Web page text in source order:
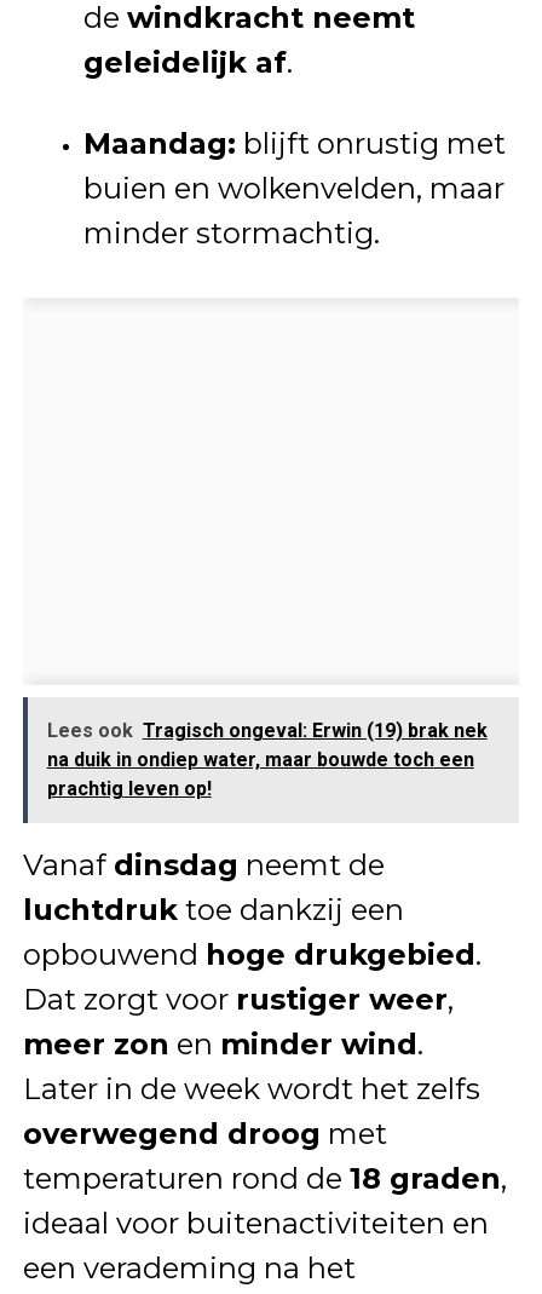
de windkracht neemt
geleidelijk af.
Maandag: blijft onrustig met
buien en wolkenvelden, maar
minder stormachtig.
Lees ook Tragisch ongeval: Erwin (19) brak nek
na duik in ondiep water, maar bouwde toch een
prachtig leven op!
Vanaf dinsdag neemt de
luchtdruktoe dankzij een
opbouwend hoge drukgebied.
Dat zorgt voor rustiger weer,
meer zon en minder wind.
Later in de week wordt het zelfs
overwegend droog met
temperaturen rond de 18 graden,
ideaal voor buitenactiviteiten en
een verademing na het